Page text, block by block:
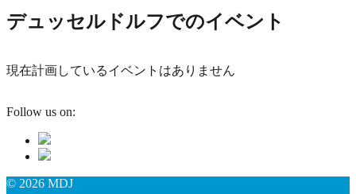
デュッセルドルフでのイベント
現在計画しているイベントはありません
Follow us on:
© 2026 MDJ